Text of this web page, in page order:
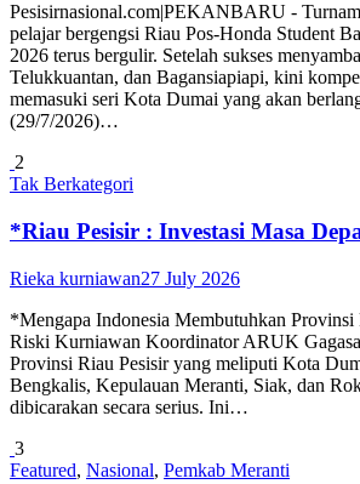
Pesisirnasional.com|PEKANBARU -
pelajar bergengsi Riau Pos-Honda Student
2026 terus bergulir. Setelah sukses
Telukkuantan, dan Bagansiapiapi, kini
memasuki seri Kota Dumai yang akan
(29/7/2026)…
2
Tak Berkategori
*Riau Pesisir : Investasi Masa
Rieka kurniawan27 July 2026
*Mengapa Indonesia Membutuhkan
Riski Kurniawan Koordinator ARUK
Provinsi Riau Pesisir yang meliputi Kota
Bengkalis, Kepulauan Meranti, Siak, dan
dibicarakan secara serius. Ini…
3
Featured, Nasional, Pemkab Meranti